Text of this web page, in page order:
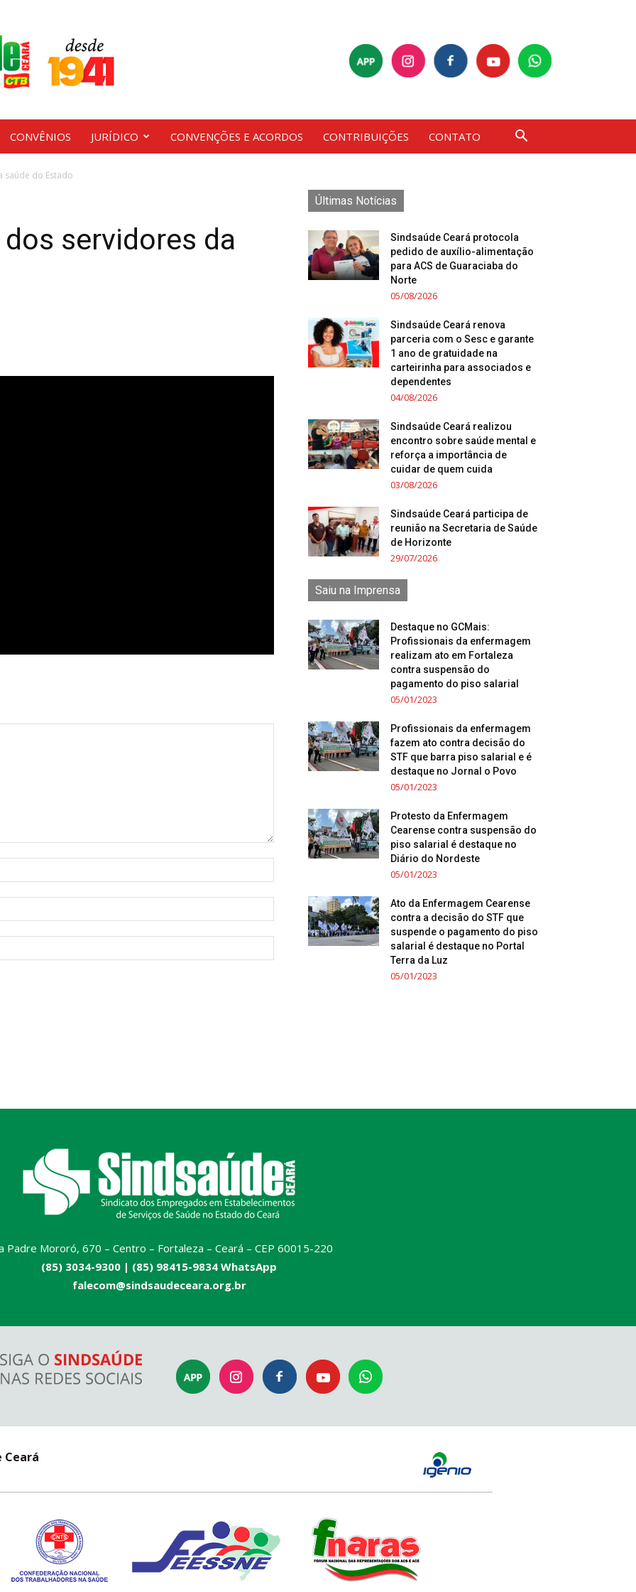
CONVÊNIOS JURÍDICO CONVENÇÕES E ACORDOS CONTRIBUIÇÕES CONTATO
saúde do Estado
servidores da
Últimas Notícias
Sindsaúde Ceará protocola
pedido de auxílio-alimentação
para ACS de Guaraciaba do
Norte
05/08/2026
Sindsaúde Ceará renova
parceria com o Sesc e garante
1 ano de gratuidade na
carteirinha para associados e
dependentes
04/08/2026
Sindsaúde Ceará realizou
encontro sobre saúde mental e
reforça a importância de
cuidar de quem cuida
03/08/2026
Sindsaúde Ceará participa de
reunião na Secretaria de Saúde
de Horizonte
29/07/2026
Saiu na Imprensa
Destaque no GCMais:
Profissionais da enfermagem
realizam ato em Fortaleza
contra suspensão do
pagamento do piso salarial
05/01/2023
Profissionais da enfermagem
fazem ato contra decisão do
STF que barra piso salarial e é
destaque no Jornal o Povo
05/01/2023
Protesto da Enfermagem
Cearense contra suspensão do
piso salarial é destaque no
Diário do Nordeste
05/01/2023
Ato da Enfermagem Cearense
contra a decisão do STF que
suspende o pagamento do piso
salarial é destaque no Portal
Terra da Luz
05/01/2023
Padre Mororó, 670 – Centro – Fortaleza – Ceará – CEP 60015-220
(85) 3034-9300 | (85) 98415-9834 WhatsApp
falecom@sindsaudeceara.org.br
Ceará